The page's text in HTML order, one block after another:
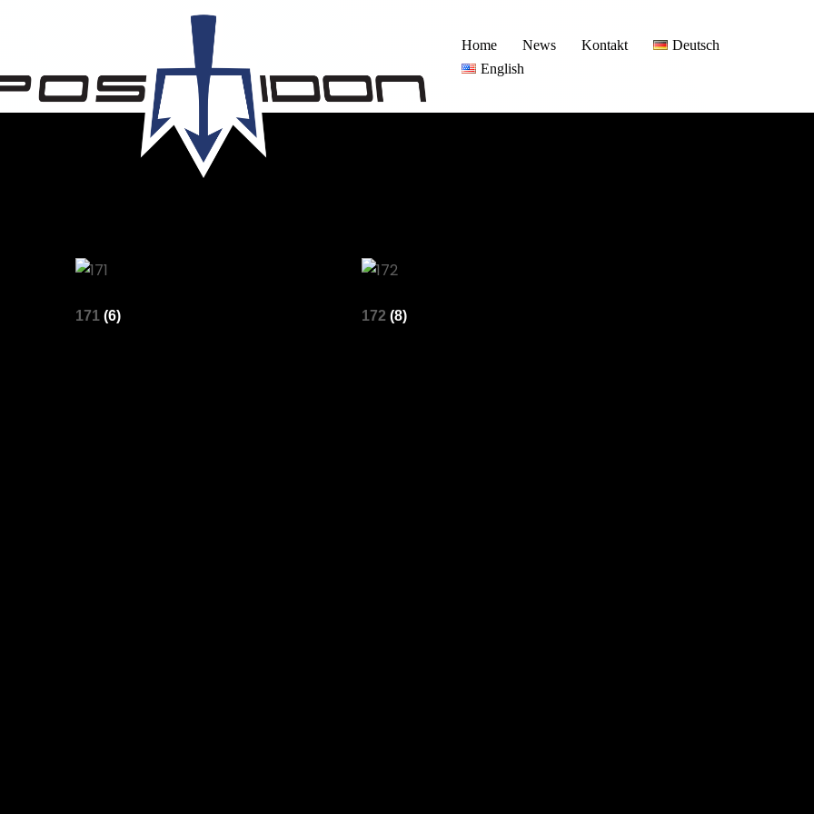
Home News Kontakt
Deutsch
English
171(6) 172 (8)